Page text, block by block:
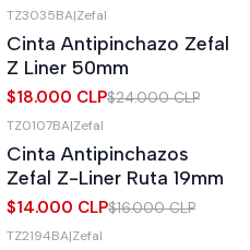
OFF
TZ3035BA|Zefal
Cinta Antipinchazo Zefal
Z Liner 50mm
$18.000 CLP$24.000 CLP
OFF
TZ0107BA|Zefal
Cinta Antipinchazos
Zefal Z-Liner Ruta 19mm
$14.000 CLP$16.000 CLP
TZ2194BA|Zefal